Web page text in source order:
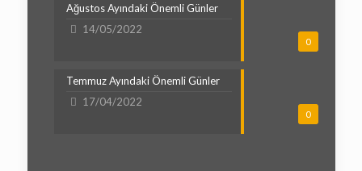
0
Ağustos Ayındaki Önemli Günler
14/05/2022
0
Temmuz Ayındaki Önemli Günler
17/04/2022